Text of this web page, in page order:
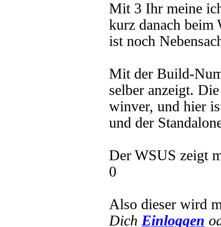
Mit 3 Ihr meine
kurz danach beim
ist noch
Mit der Build-
selber anzeigt.
winver, und hier
und der
Der WSUS zeigt
0
Also dieser wird
Dich Einloggen